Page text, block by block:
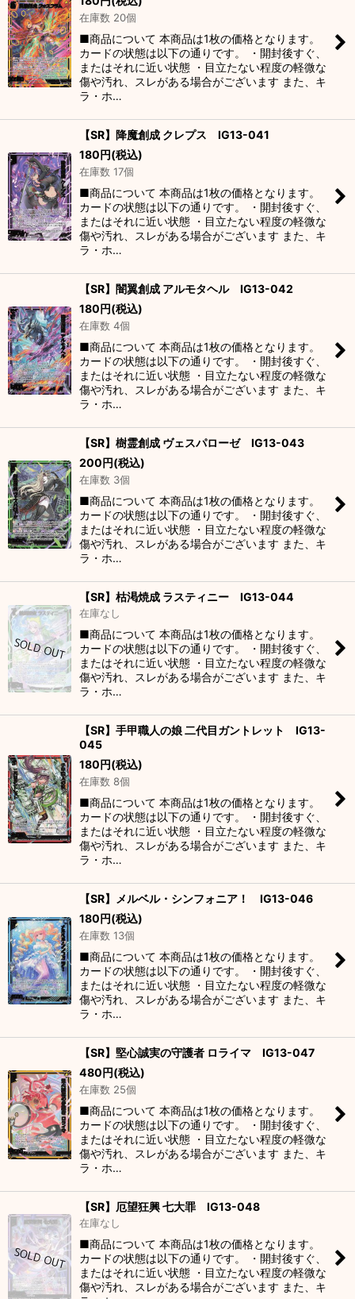
在庫数 20個
■商品について 本商品は1枚の価格となります。
カードの状態は以下の通りです。 ・開封後すぐ、
またはそれに近い状態 ・目立たない程度の軽微な
傷や汚れ、スレがある場合がございます また、キ
ラ・ホ…
【SR】降魔創成 クレプス IG13-041
180円(税込)
在庫数 17個
■商品について 本商品は1枚の価格となります。
カードの状態は以下の通りです。 ・開封後すぐ、
またはそれに近い状態 ・目立たない程度の軽微な
傷や汚れ、スレがある場合がございます また、キ
ラ・ホ…
【SR】闇翼創成 アルモタヘル IG13-042
180円(税込)
在庫数 4個
■商品について 本商品は1枚の価格となります。
カードの状態は以下の通りです。 ・開封後すぐ、
またはそれに近い状態 ・目立たない程度の軽微な
傷や汚れ、スレがある場合がございます また、キ
ラ・ホ…
【SR】樹霊創成 ヴェスパローゼ IG13-043
200円(税込)
在庫数 3個
■商品について 本商品は1枚の価格となります。
カードの状態は以下の通りです。 ・開封後すぐ、
またはそれに近い状態 ・目立たない程度の軽微な
傷や汚れ、スレがある場合がございます また、キ
ラ・ホ…
【SR】枯渇焼成 ラスティニー IG13-044
在庫なし
■商品について 本商品は1枚の価格となります。
カードの状態は以下の通りです。 ・開封後すぐ、
またはそれに近い状態 ・目立たない程度の軽微な
傷や汚れ、スレがある場合がございます また、キ
ラ・ホ…
【SR】手甲職人の娘 二代目ガントレット IG13-
045
180円(税込)
在庫数 8個
■商品について 本商品は1枚の価格となります。
カードの状態は以下の通りです。 ・開封後すぐ、
またはそれに近い状態 ・目立たない程度の軽微な
傷や汚れ、スレがある場合がございます また、キ
ラ・ホ…
【SR】メルベル・シンフォニア！ IG13-046
180円(税込)
在庫数 13個
■商品について 本商品は1枚の価格となります。
カードの状態は以下の通りです。 ・開封後すぐ、
またはそれに近い状態 ・目立たない程度の軽微な
傷や汚れ、スレがある場合がございます また、キ
ラ・ホ…
【SR】堅心誠実の守護者 ロライマ IG13-047
480円(税込)
在庫数 25個
■商品について 本商品は1枚の価格となります。
カードの状態は以下の通りです。 ・開封後すぐ、
またはそれに近い状態 ・目立たない程度の軽微な
傷や汚れ、スレがある場合がございます また、キ
ラ・ホ…
【SR】厄望狂興 七大罪 IG13-048
在庫なし
■商品について 本商品は1枚の価格となります。
カードの状態は以下の通りです。 ・開封後すぐ、
またはそれに近い状態 ・目立たない程度の軽微な
傷や汚れ、スレがある場合がございます また、キ